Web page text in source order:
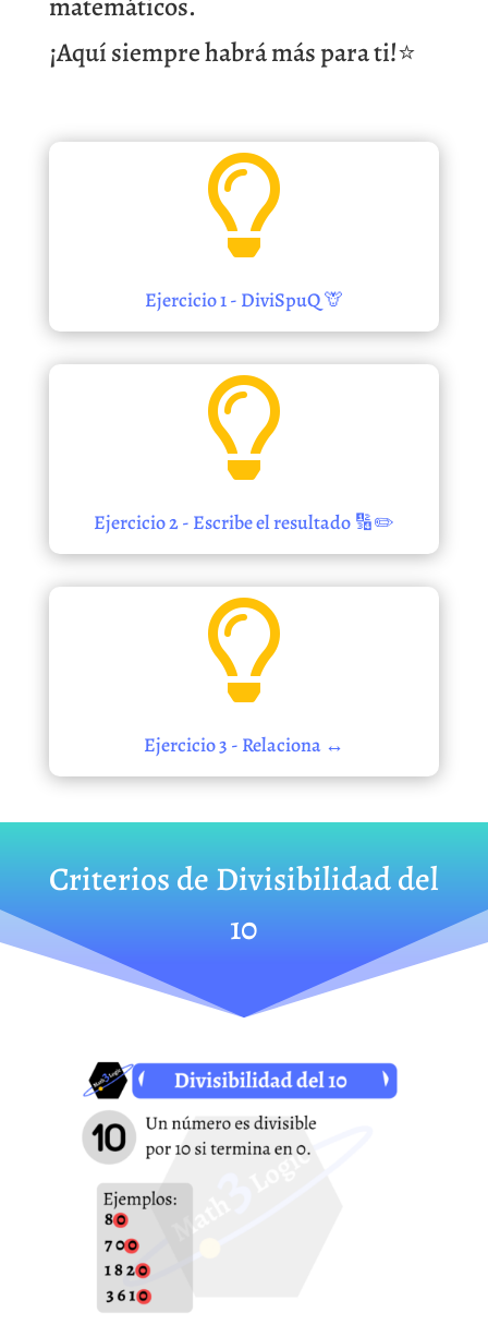
¡Aquí siempre habrá más para ti!⭐

Ejercicio 1 - DiviSpuQ 🦒

Ejercicio 2 - Escribe el resultado 🔢✏️

Ejercicio 3 - Relaciona ↔️
Criterios de Divisibilidad del
10